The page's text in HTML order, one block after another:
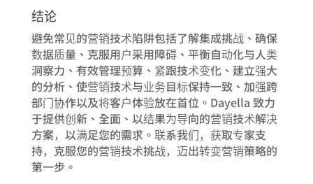
结论
避免常见的营销技术陷阱包括了解集成挑战、确保
数据质量、克服用户采用障碍、平衡自动化与人类
洞察力、有效管理预算、紧跟技术变化、建立强大
的分析、使营销技术与业务目标保持一致、加强跨
部门协作以及将客户体验放在首位。Dayella 致力
于提供创新、全面、以结果为导向的营销技术解决
方案，以满足您的需求。联系我们，获取专家支
持，克服您的营销技术挑战，迈出转变营销策略的
第一步。